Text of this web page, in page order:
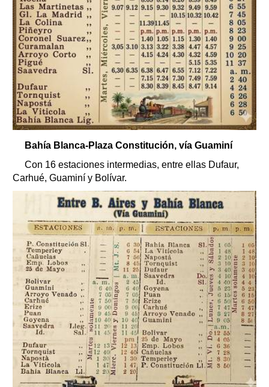
Bahía Blanca-Plaza Constitución, vía Guaminí
Con 16 estaciones intermedias, entre ellas Dufaur,
Carhué, Guaminí y Bolívar.